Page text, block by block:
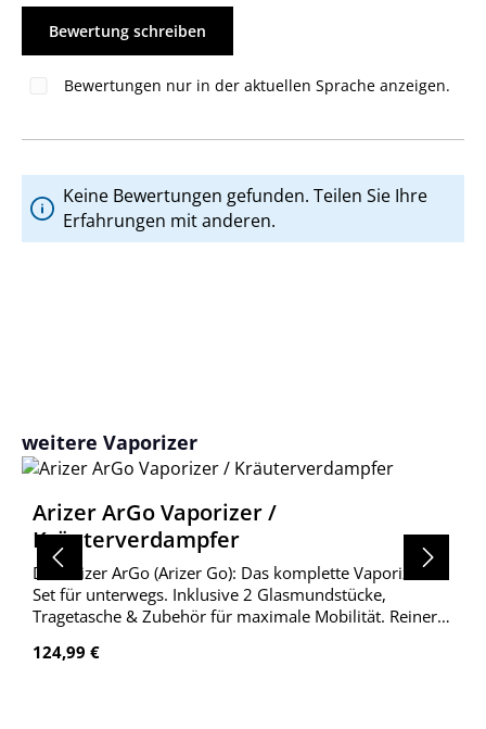
Bewertung schreiben
Bewertungen nur in der aktuellen Sprache anzeigen.
Keine Bewertungen gefunden. Teilen Sie Ihre
Erfahrungen mit anderen.
Produktgalerie überspringen
weitere Vaporizer
Arizer ArGo Vaporizer /
Kräuterverdampfer
Der Arizer ArGo (Arizer Go): Das komplette Vaporizer-
Set für unterwegs. Inklusive 2 Glasmundstücke,
Tragetasche & Zubehör für maximale Mobilität. Reiner
Regulärer Preis:
124,99 €